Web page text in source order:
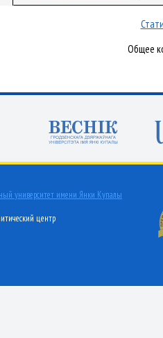
Общее
университет имени Янки Купалы
центр